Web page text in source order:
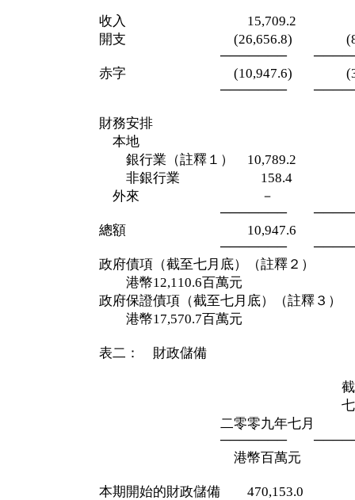
收入 15,709.2
開支 (26,656.8)
───────
赤字 (10,947.6)
───────
財務安排
本地
銀行業（註釋１） 10,789.2
非銀行業 158.4
外來 －
───────
總額 10,947.6
───────
政府債項（截至七月底）（註釋２）
港幣12,110.6百萬元
政府保證債項（截至七月底）（註釋３）
港幣17,570.7百萬元
表二： 財政儲備
截至二零零
七月三十一
二零零九年七月 四
───────
港幣百萬元 港幣
本期開始的財政儲備 470,153.0